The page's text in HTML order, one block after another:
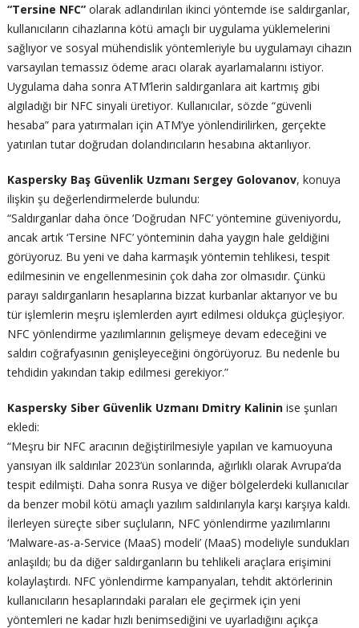
“Tersine NFC”olarak adlandırılan ikinci yöntemde ise saldırganlar,
kullanıcıların cihazlarına kötü amaçlı bir uygulama yüklemelerini
sağlıyor ve sosyal mühendislik yöntemleriyle bu uygulamayı cihazın
varsayılan temassız ödeme aracı olarak ayarlamalarını istiyor.
Uygulama daha sonra ATM’lerin saldırganlara ait kartmış gibi
algıladığı bir NFC sinyali üretiyor. Kullanıcılar, sözde “güvenli
hesaba” para yatırmaları için ATM’ye yönlendirilirken, gerçekte
yatırılan tutar doğrudan dolandırıcıların hesabına aktarılıyor.
Kaspersky Baş Güvenlik Uzmanı Sergey Golovanov, konuya
ilişkin şu değerlendirmelerde bulundu:
“Saldırganlar daha önce ‘Doğrudan NFC’ yöntemine güveniyordu,
ancak artık ‘Tersine NFC’ yönteminin daha yaygın hale geldiğini
görüyoruz. Bu yeni ve daha karmaşık yöntemin tehlikesi, tespit
edilmesinin ve engellenmesinin çok daha zor olmasıdır. Çünkü
parayı saldırganların hesaplarına bizzat kurbanlar aktarıyor ve bu
tür işlemlerin meşru işlemlerden ayırt edilmesi oldukça güçleşiyor.
NFC yönlendirme yazılımlarının gelişmeye devam edeceğini ve
saldırı coğrafyasının genişleyeceğini öngörüyoruz. Bu nedenle bu
tehdidin yakından takip edilmesi gerekiyor.”
Kaspersky Siber Güvenlik Uzmanı Dmitry Kalininise şunları
ekledi:
“Meşru bir NFC aracının değiştirilmesiyle yapılan ve kamuoyuna
yansıyan ilk saldırılar 2023’ün sonlarında, ağırlıklı olarak Avrupa’da
tespit edilmişti. Daha sonra Rusya ve diğer bölgelerdeki kullanıcılar
da benzer mobil kötü amaçlı yazılım saldırılarıyla karşı karşıya kaldı.
İlerleyen süreçte siber suçluların, NFC yönlendirme yazılımlarını
‘Malware-as-a-Service (MaaS) modeli’ (MaaS) modeliyle sundukları
anlaşıldı; bu da diğer saldırganların bu tehlikeli araçlara erişimini
kolaylaştırdı. NFC yönlendirme kampanyaları, tehdit aktörlerinin
kullanıcıların hesaplarındaki paraları ele geçirmek için yeni
yöntemleri ne kadar hızlı benimsediğini ve uyarladığını açıkça